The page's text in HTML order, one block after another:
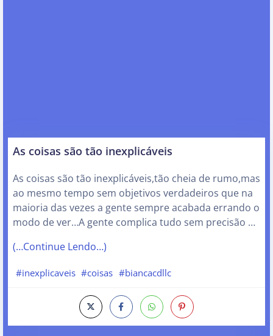
As coisas são tão inexplicáveis
As coisas são tão inexplicáveis,tão cheia de rumo,mas
ao mesmo tempo sem objetivos verdadeiros que na
maioria das vezes a gente sempre acabada errando o
modo de ver…A gente complica tudo sem precisão …
(…Continue Lendo…)
#inexplicaveis #coisas #biancacdllc